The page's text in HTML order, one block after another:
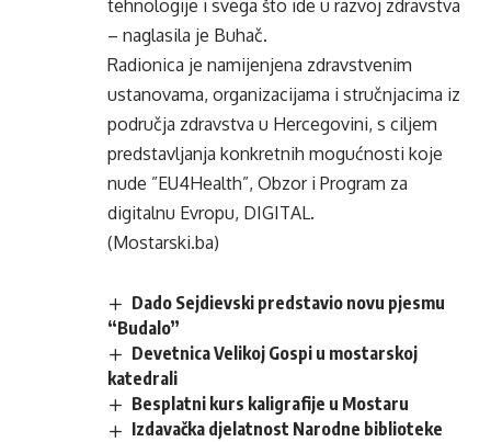
tehnologije i svega što ide u razvoj zdravstva
– naglasila je Buhač.
Radionica je namijenjena zdravstvenim
ustanovama, organizacijama i stručnjacima iz
područja zdravstva u Hercegovini, s ciljem
predstavljanja konkretnih mogućnosti koje
nude ”EU4Health”, Obzor i Program za
digitalnu Evropu, DIGITAL.
(Mostarski.ba)
Dado Sejdievski predstavio novu pjesmu
“Budalo”
Devetnica Velikoj Gospi u mostarskoj
katedrali
Besplatni kurs kaligrafije u Mostaru
Izdavačka djelatnost Narodne biblioteke